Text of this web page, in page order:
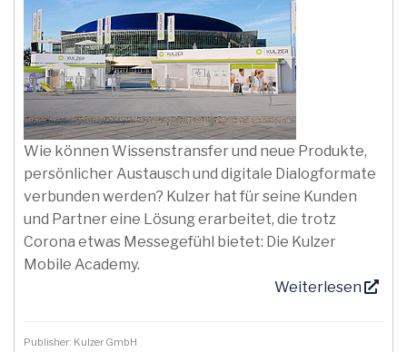
Wie können Wissenstransfer und neue Produkte,
persönlicher Austausch und digitale Dialogformate
verbunden werden? Kulzer hat für seine Kunden
und Partner eine Lösung erarbeitet, die trotz
Corona etwas Messegefühl bietet: Die Kulzer
Mobile Academy.
Weiterlesen
Publisher: Kulzer GmbH